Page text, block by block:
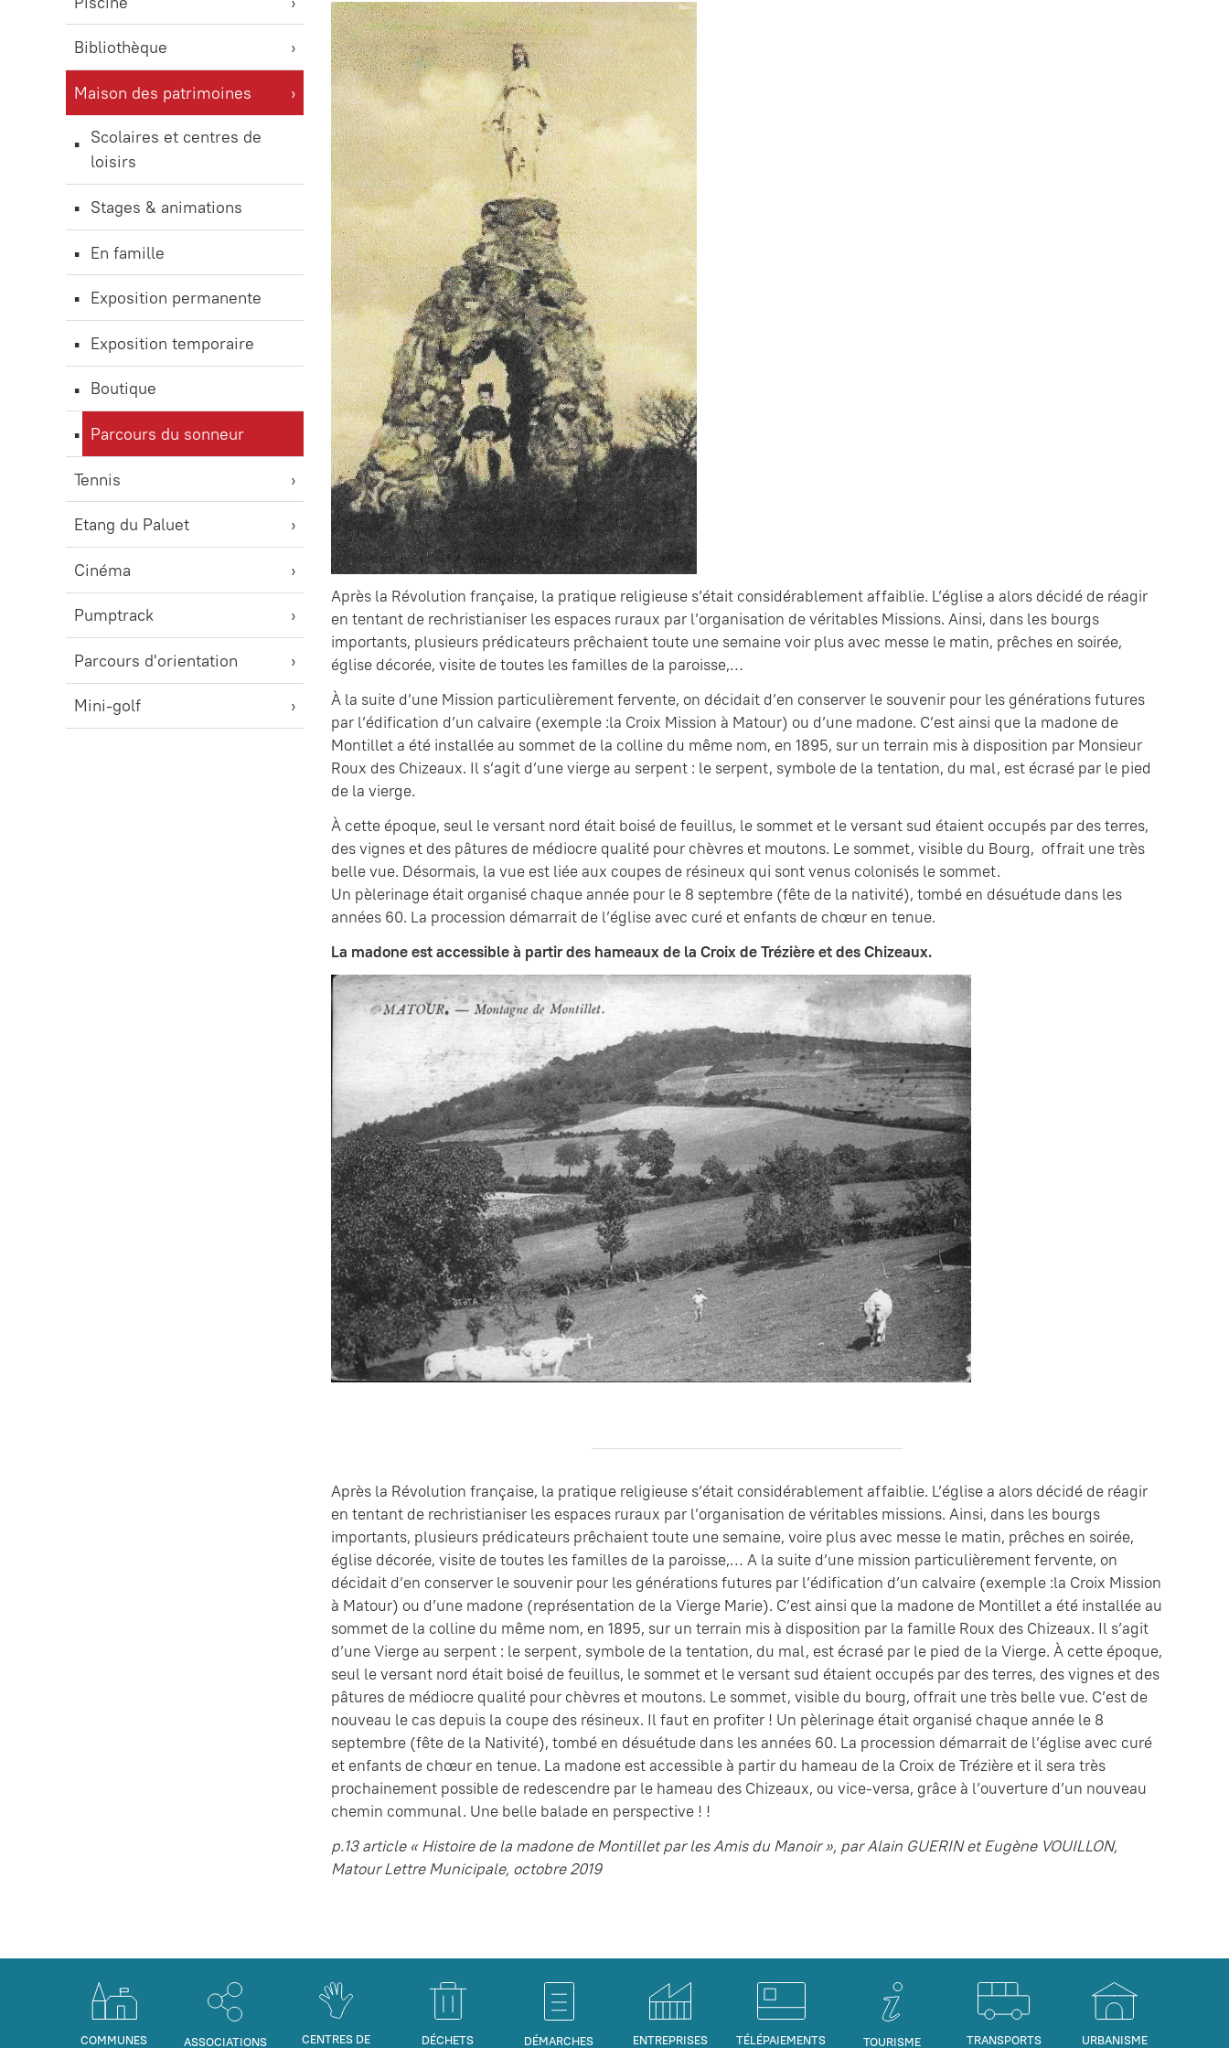
Bibliothèque
Maison des patrimoines
Scolaires et centres de
loisirs
Stages & animations
En famille
Exposition permanente
Exposition temporaire
Boutique
Parcours du sonneur
Tennis
Etang du Paluet
Cinéma
Pumptrack
Parcours d'orientation
Mini-golf
Après la Révolution française, la pratique religieuse s’était considérablement affaiblie. L’église a alors décidé de réagir
en tentant de rechristianiser les espaces ruraux par l’organisation de véritables Missions. Ainsi, dans les bourgs
importants, plusieurs prédicateurs prêchaient toute une semaine voir plus avec messe le matin, prêches en soirée,
église décorée, visite de toutes les familles de la paroisse,…
À la suite d’une Mission particulièrement fervente, on décidait d’en conserver le souvenir pour les générations futures
par l’édification d’un calvaire (exemple :la Croix Mission à Matour) ou d’une madone. C’est ainsi que la madone de
Montillet a été installée au sommet de la colline du même nom, en 1895, sur un terrain mis à disposition par Monsieur
Roux des Chizeaux. Il s’agit d’une vierge au serpent : le serpent, symbole de la tentation, du mal, est écrasé par le pied
de la vierge.
À cette époque, seul le versant nord était boisé de feuillus, le sommet et le versant sud étaient occupés par des terres,
des vignes et des pâtures de médiocre qualité pour chèvres et moutons. Le sommet, visible du Bourg, offrait une très
belle vue. Désormais, la vue est liée aux coupes de résineux qui sont venus colonisés le sommet.
Un pèlerinage était organisé chaque année pour le 8 septembre (fête de la nativité), tombé en désuétude dans les
années 60. La procession démarrait de l’église avec curé et enfants de chœur en tenue.
La madone est accessible à partir des hameaux de la Croix de Trézière et des Chizeaux.
Après la Révolution française, la pratique religieuse s’était considérablement affaiblie. L’église a alors décidé de réagir
en tentant de rechristianiser les espaces ruraux par l’organisation de véritables missions. Ainsi, dans les bourgs
importants, plusieurs prédicateurs prêchaient toute une semaine, voire plus avec messe le matin, prêches en soirée,
église décorée, visite de toutes les familles de la paroisse,… A la suite d’une mission particulièrement fervente, on
décidait d’en conserver le souvenir pour les générations futures par l’édification d’un calvaire (exemple :la Croix Mission
à Matour) ou d’une madone (représentation de la Vierge Marie). C’est ainsi que la madone de Montillet a été installée au
sommet de la colline du même nom, en 1895, sur un terrain mis à disposition par la famille Roux des Chizeaux. Il s’agit
d’une Vierge au serpent : le serpent, symbole de la tentation, du mal, est écrasé par le pied de la Vierge. À cette époque,
seul le versant nord était boisé de feuillus, le sommet et le versant sud étaient occupés par des terres, des vignes et des
pâtures de médiocre qualité pour chèvres et moutons. Le sommet, visible du bourg, offrait une très belle vue. C’est de
nouveau le cas depuis la coupe des résineux. Il faut en profiter ! Un pèlerinage était organisé chaque année le 8
septembre (fête de la Nativité), tombé en désuétude dans les années 60. La procession démarrait de l’église avec curé
et enfants de chœur en tenue. La madone est accessible à partir du hameau de la Croix de Trézière et il sera très
prochainement possible de redescendre par le hameau des Chizeaux, ou vice-versa, grâce à l’ouverture d’un nouveau
chemin communal. Une belle balade en perspective ! !
p.13 article « Histoire de la madone de Montillet par les Amis du Manoir », par Alain GUERIN et Eugène VOUILLON,
Matour Lettre Municipale, octobre 2019
COMMUNES ASSOCIATIONS CENTRES DE DÉCHETS DÉMARCHES ENTREPRISES TÉLÉPAIEMENTS TOURISME TRANSPORTS URBANISME